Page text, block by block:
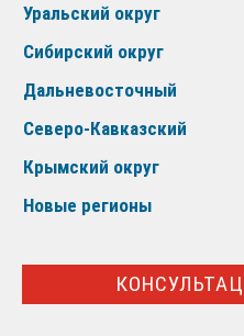
Уральский округ
Сибирский округ
Дальневосточный
Северо-Кавказский
Крымский округ
Новые регионы